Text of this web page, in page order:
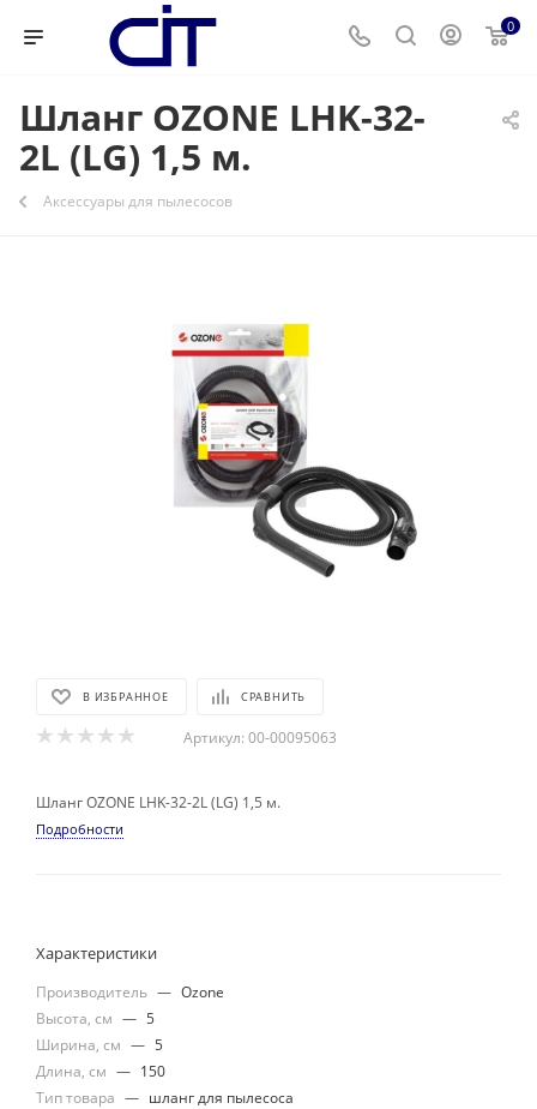
0
Шланг OZONE LHK-32-
2L (LG) 1,5 м.
Аксессуары для пылесосов
В ИЗБРАННОЕ СРАВНИТЬ
Артикул: 00-00095063
Шланг OZONE LHK-32-2L (LG) 1,5 м.
Подробности
Характеристики
Производитель — Ozone
Высота, см — 5
Ширина, см — 5
Длина, см — 150
Тип товара — шланг для пылесоса